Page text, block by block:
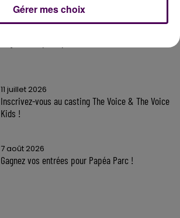
11 juillet 2026
Inscrivez-vous au casting The Voice & The Voice
Kids !
7 août 2026
Gagnez vos entrées pour Papéa Parc !
Gérer mes choix